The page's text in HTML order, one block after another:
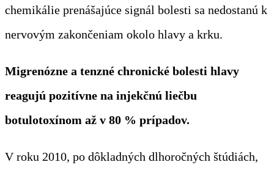
chemikálie prenášajúce signál bolesti sa nedostanú k
nervovým zakončeniam okolo hlavy a krku.
Migrenózne a tenzné chronické bolesti hlavy
reagujú pozitívne na injekčnú liečbu
botulotoxínom až v 80 % prípadov.
V roku 2010, po dôkladných dlhoročných štúdiách,